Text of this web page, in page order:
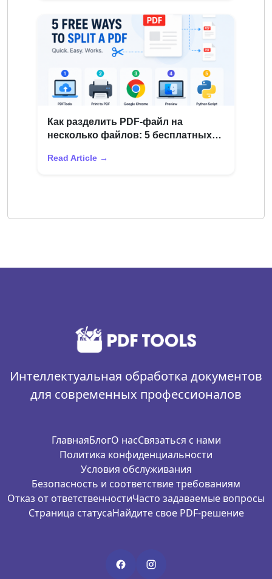
Как разделить PDF-файл на
несколько файлов: 5 бесплатных
Read Article →
Интеллектуальная обработка документов
для современных профессионалов
ГлавнаяБлогО насСвязаться с нами
Политика конфиденциальности
Условия обслуживания
Безопасность и соответствие требованиям
Отказ от ответственностиЧасто задаваемые вопросы
Страница статусаНайдите свое PDF-решение